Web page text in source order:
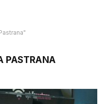
PASTRANA